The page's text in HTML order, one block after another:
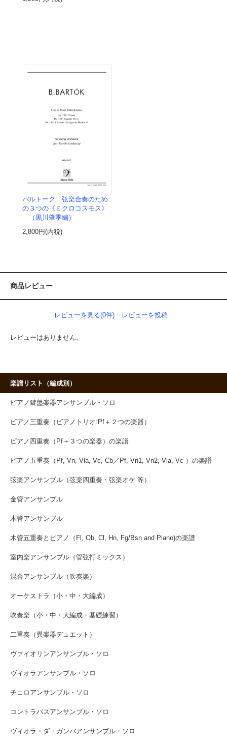
バルトーク 弦楽合奏のため
の３つの《ミクロコスモス》
（黒川肇季編）
2,800円(内税)
商品レビュー
レビューを見る(0件) レビューを投稿
レビューはありません。
楽譜リスト（編成別）
ピアノ鍵盤楽器アンサンブル・ソロ
ピアノ三重奏（ピアノトリオ:Pf＋２つの楽器）
ピアノ四重奏（Pf＋３つの楽器）の楽譜
ピアノ五重奏（Pf, Vn, Vla, Vc, Cb／Pf, Vn1, Vn2, Vla, Vc ）の楽譜
弦楽アンサンブル（弦楽四重奏・弦楽オケ 等）
金管アンサンブル
木管アンサンブル
木管五重奏とピアノ（Fl, Ob, Cl, Hn, Fg/Bsn and Piano)の楽譜
室内楽アンサンブル（管弦打ミックス）
混合アンサンブル（吹奏楽）
オーケストラ（小・中・大編成）
吹奏楽（小・中・大編成・基礎練習）
二重奏（異楽器デュエット）
ヴァイオリンアンサンブル・ソロ
ヴィオラアンサンブル・ソロ
チェロアンサンブル・ソロ
コントラバスアンサンブル・ソロ
ヴィオラ・ダ・ガンバアンサンブル・ソロ